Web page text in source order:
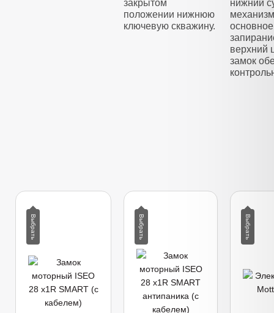
закрытом
положении нижнюю
ключевую скважину.
нижний
верхний
замок